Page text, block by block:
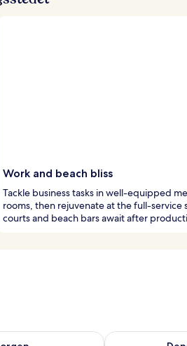
Work and beach bliss
Tackle business tasks in well-equipped
rooms, then rejuvenate at the full-service
courts and beach bars await after
for i morgen, aug. 7 - aug. 8
Sjekk